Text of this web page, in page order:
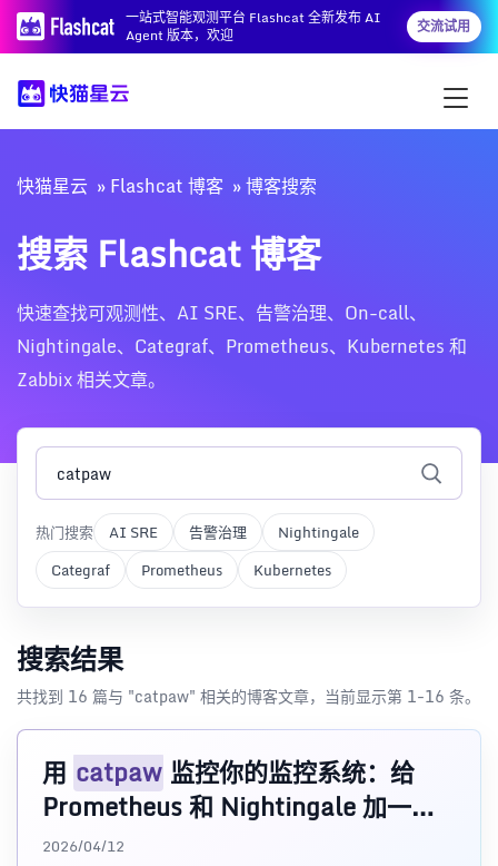
一站式智能观测平台 Flashcat 全新发布 AI
Agent 版本，欢迎
交流试用
快猫星云 Flashcat 博客 博客搜索
搜索 Flashcat 博客
快速查找可观测性、AI SRE、告警治理、On-call、
Nightingale、Categraf、Prometheus、Kubernetes 和
Zabbix 相关文章。
热门搜索 AI SRE 告警治理
Nightingale
Categraf
Prometheus Kubernetes
搜索结果
共找到 16 篇与 "catpaw" 相关的博客文章，当前显示第 1-16 条。
用 catpaw 监控你的监控系统：给
Prometheus 和 Nightingale 加一层
外部哨兵
2026/04/12